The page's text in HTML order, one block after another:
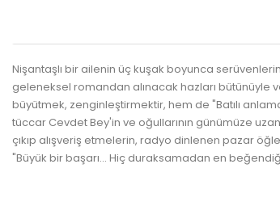
Nişantaşlı bir ailenin üç kuşak boyunca
geleneksel romandan alınacak hazları bütünüyle
büyütmek, zenginleştirmektir, hem de "Batılı
tüccar Cevdet Bey'in ve oğullarının günümüze
çıkıp alışveriş etmelerin, radyo dinlenen pazar
"Büyük bir başarı... Hiç duraksamadan en